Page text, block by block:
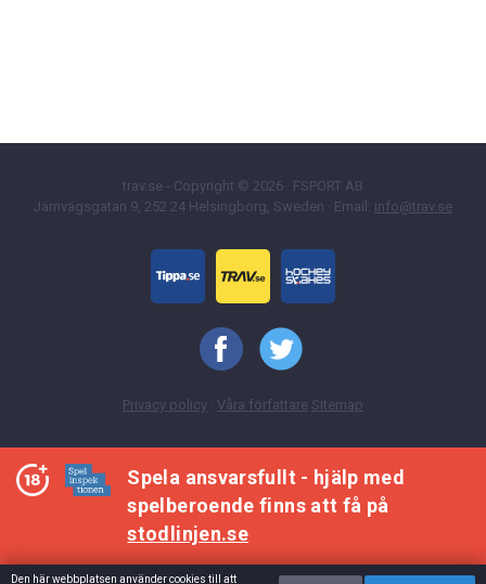
trav.se - Copyright © 2026 · FSPORT AB
Järnvägsgatan 9, 252 24 Helsingborg, Sweden · Email: info@trav.se
Privacy policy · Våra författare Sitemap
Spela ansvarsfullt - hjälp med
spelberoende finns att få på
stodlinjen.se
Den här webbplatsen använder cookies till att